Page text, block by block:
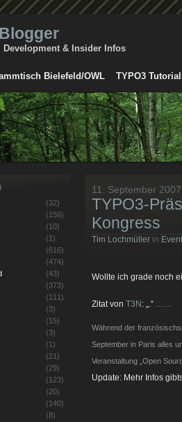
Development & Insider Infos
Bielefeld/OWL TYPO3
11. September 2007
TYPO3-
Kongress
Tim Lochmüller in
Wollte ich grade noch
Zitat von T3N : „
Während der
September in Paris alles
Veranstaltung „Open
.“ ……
Update: Mehr Infos
(32)
(156)
(10)
(1)
(616)
(474)
(43)
(373)
(111)
(3)
(15)
(3)
(1)
(21)
(29)
(123)
(20)
(140)
(8)